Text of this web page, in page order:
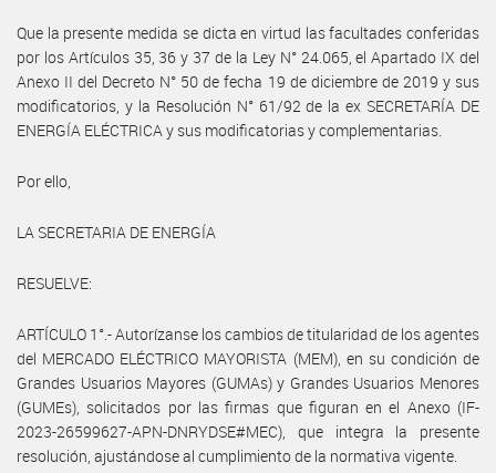
Que la presente medida se dicta en virtud las facultades conferidas
por los Artículos 35, 36 y 37 de la Ley N° 24.065, el Apartado IX del
Anexo II del Decreto N° 50 de fecha 19 de diciembre de 2019 y sus
modificatorios, y la Resolución N° 61/92 de la ex SECRETARÍA DE
ENERGÍA ELÉCTRICA y sus modificatorias y complementarias.
Por ello,
LA SECRETARIA DE ENERGÍA
RESUELVE:
ARTÍCULO 1°.- Autorízanse los cambios de titularidad de los agentes
del MERCADO ELÉCTRICO MAYORISTA (MEM), en su condición de
Grandes Usuarios Mayores (GUMAs) y Grandes Usuarios Menores
(GUMEs), solicitados por las firmas que figuran en el Anexo (IF-
2023-26599627-APN-DNRYDSE#MEC), que integra la presente
resolución, ajustándose al cumplimiento de la normativa vigente.